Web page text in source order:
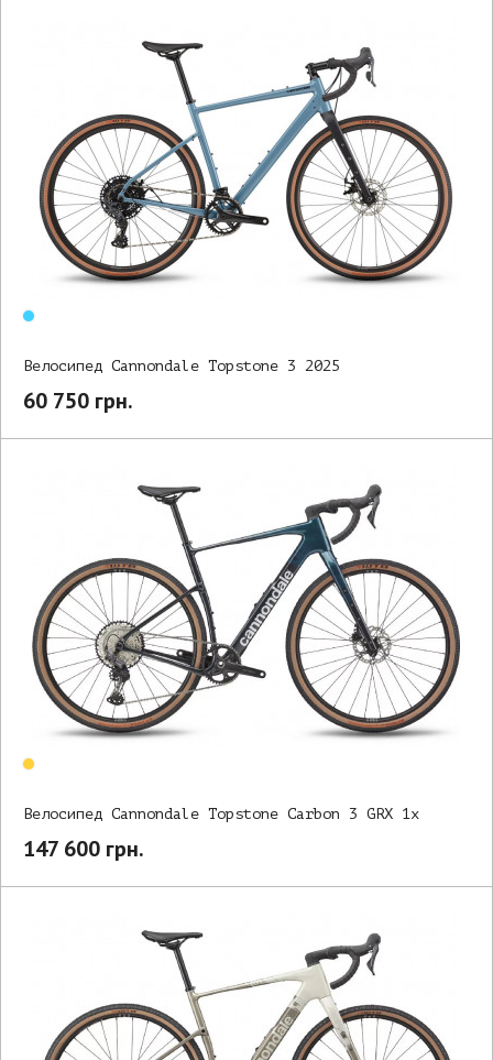
Велосипед Cannondale Topstone 3 2025
60 750 грн.
Велосипед Cannondale Topstone Carbon 3 GRX 1x
147 600 грн.